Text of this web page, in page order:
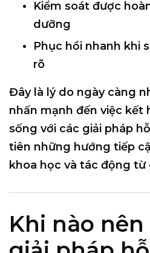
Kiểm soát được
dưỡng
Phục hồi nhanh khi
rõ
Đây là lý do ngày càng
nhấn mạnh đến việc kết
sống với các giải pháp
tiên những hướng tiếp
khoa học và tác động từ
Khi nào